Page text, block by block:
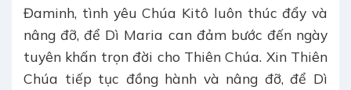
Đaminh, tình yêu Chúa Kitô luôn thúc đẩy và
nâng đỡ, để Dì Maria can đảm bước đến ngày
tuyên khấn trọn đời cho Thiên Chúa. Xin Thiên
Chúa tiếp tục đồng hành và nâng đỡ, để Dì